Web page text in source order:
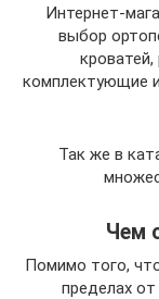
Интернет-
выбор
комплектующие
Так же в
Чем
Помимо того,
пределах